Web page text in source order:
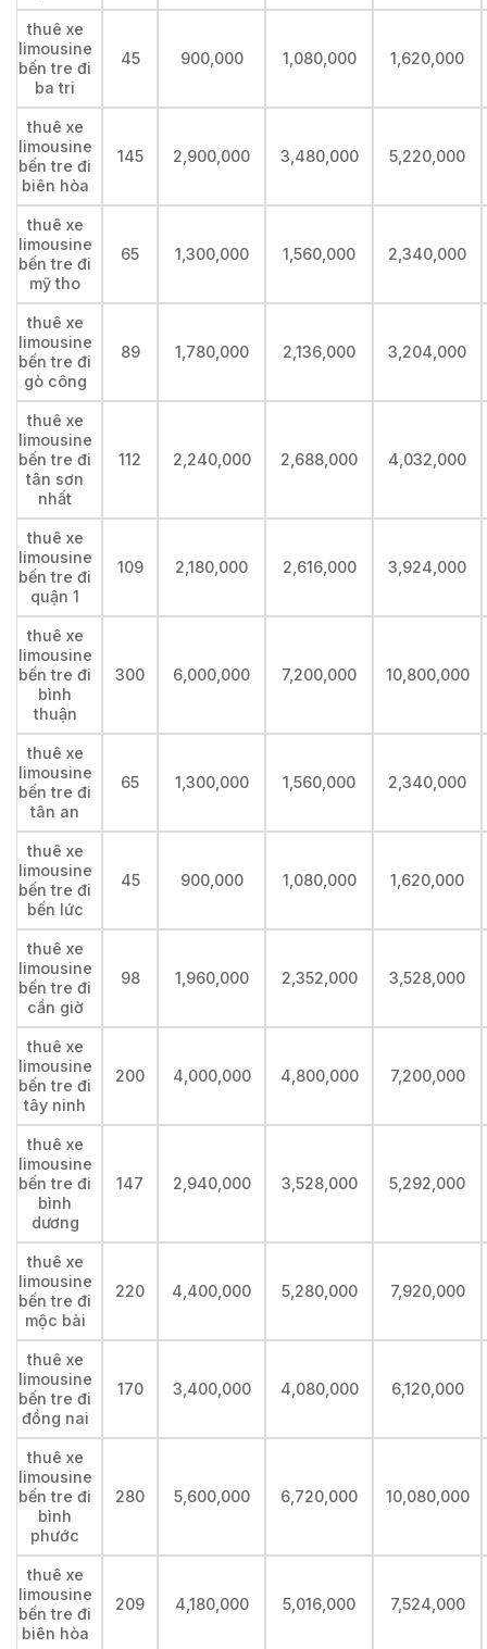
thuê xe
limousine
bến tre đi
ba tri
45 900,000 1,080,000 1,620,000
thuê xe
limousine
bến tre đi
biên hòa
145 2,900,000 3,480,000 5,220,000
thuê xe
limousine
bến tre đi
mỹ tho
65 1,300,000 1,560,000 2,340,000
thuê xe
limousine
bến tre đi
gò công
89 1,780,000 2,136,000 3,204,000
thuê xe
limousine
bến tre đi
tân sơn
nhất
112 2,240,000 2,688,000 4,032,000
thuê xe
limousine
bến tre đi
quận 1
109 2,180,000 2,616,000 3,924,000
thuê xe
limousine
bến tre đi
bình
thuận
300 6,000,000 7,200,000 10,800,000
thuê xe
limousine
bến tre đi
tân an
65 1,300,000 1,560,000 2,340,000
thuê xe
limousine
bến tre đi
bến lức
45 900,000 1,080,000 1,620,000
thuê xe
limousine
bến tre đi
cần giờ
98 1,960,000 2,352,000 3,528,000
thuê xe
limousine
bến tre đi
tây ninh
200 4,000,000 4,800,000 7,200,000
thuê xe
limousine
bến tre đi
bình
dương
147 2,940,000 3,528,000 5,292,000
thuê xe
limousine
bến tre đi
mộc bài
220 4,400,000 5,280,000 7,920,000
thuê xe
limousine
bến tre đi
đồng nai
170 3,400,000 4,080,000 6,120,000
thuê xe
limousine
bến tre đi
bình
phước
280 5,600,000 6,720,000 10,080,000
thuê xe
limousine
bến tre đi
biên hòa
209 4,180,000 5,016,000 7,524,000